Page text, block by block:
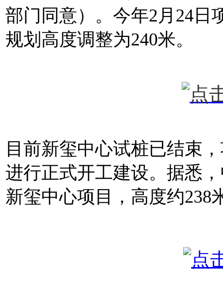
部门同意）。今年2月24日
规划高度调整为240米。
目前新玺中心试桩已结束
进行正式开工建设。据悉
新玺中心项目，高度约238